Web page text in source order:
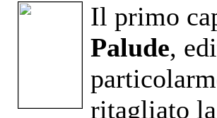
Il primo
Palude,
ritagliato